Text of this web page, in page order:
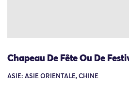
Chapeau De Fête Ou De
ASIE: ASIE ORIENTALE, CHINE